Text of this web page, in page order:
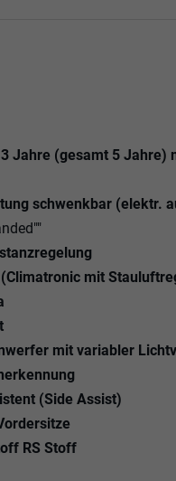
Jahre (gesamt 5 Jahre)
schwenkbar (elektr.
mit
mit variabler
(Side Assist)
RS Stoff